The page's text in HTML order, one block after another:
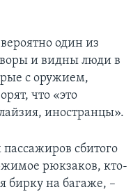
один из
и видны люди в
с оружием,
что «это
иностранцы».
сбитого
рюкзаков, кто-
бирку на багаже, –